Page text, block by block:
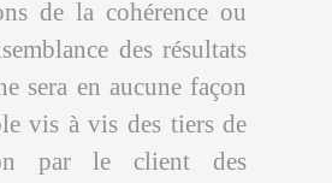
de la cohérence ou
des résultats
sera en aucune façon
vis à vis des tiers de
par le client des